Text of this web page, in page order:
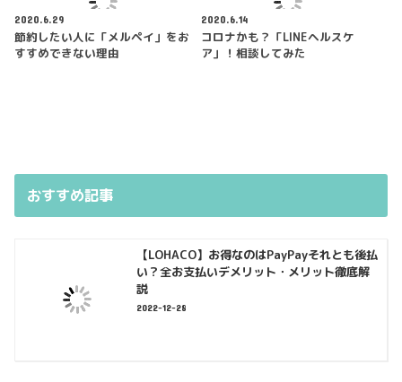
2020.6.29
節約したい人に「メルペイ」をお
すすめできない理由
2020.6.14
コロナかも？「LINEヘルスケ
ア」！相談してみた
おすすめ記事
【LOHACO】お得なのはPayPayそれとも後払
い？全お支払いデメリット・メリット徹底解
説
2022-12-28